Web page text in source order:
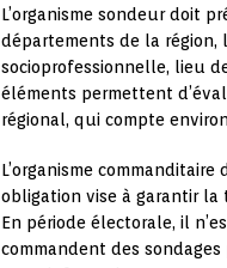
L’organisme sondeur doit
départements de la région,
socioprofessionnelle, lieu
éléments permettent
régional, qui compte
L’organisme
obligation vise à garantir
En période électorale, il
commandent des